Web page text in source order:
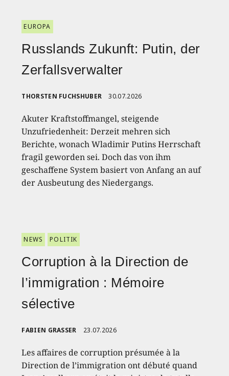
EUROPA
Russlands Zukunft: Putin, der
Zerfallsverwalter
THORSTEN FUCHSHUBER 30.07.2026
Akuter Kraftstoffmangel, steigende
Unzufriedenheit: Derzeit mehren sich
Berichte, wonach Wladimir Putins Herrschaft
fragil geworden sei. Doch das von ihm
geschaffene System basiert von Anfang an auf
der Ausbeutung des Niedergangs.
NEWS POLITIK
Corruption à la Direction de
l’immigration : Mémoire
sélective
FABIEN GRASSER 23.07.2026
Les affaires de corruption présumée à la
Direction de l’immigration ont débuté quand